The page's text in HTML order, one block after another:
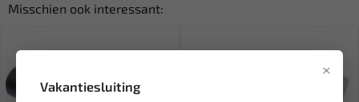
×
Vakantiesluiting
Misschien ook interessant: